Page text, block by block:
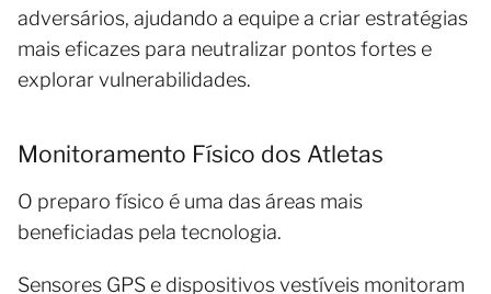
adversários, ajudando a equipe a criar estratégias
mais eficazes para neutralizar pontos fortes e
explorar vulnerabilidades.
Monitoramento Físico dos Atletas
O preparo físico é uma das áreas mais
beneficiadas pela tecnologia.
Sensores GPS e dispositivos vestíveis monitoram